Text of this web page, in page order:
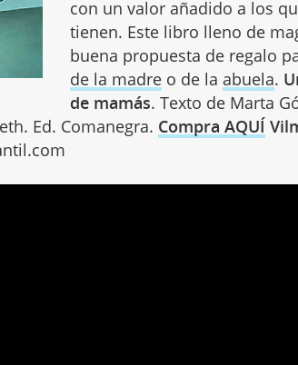
con un valor añadido a los
tienen. Este libro lleno de
buena propuesta de regalo
de la madre o de la abuela.
de mamás. Texto de Marta
Ed. Comanegra. Compra AQUÍ